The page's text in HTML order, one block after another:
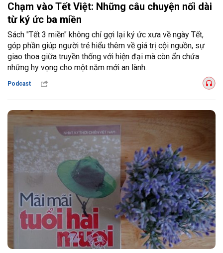
Chạm vào Tết Việt: Những câu chuyện nối dài
từ ký ức ba miền
Sách "Tết 3 miền" không chỉ gợi lại ký ức xưa về ngày Tết,
góp phần giúp người trẻ hiểu thêm về giá trị cội nguồn, sự
giao thoa giữa truyền thống với hiện đại mà còn ẩn chứa
những hy vọng cho một năm mới an lành.
Podcast